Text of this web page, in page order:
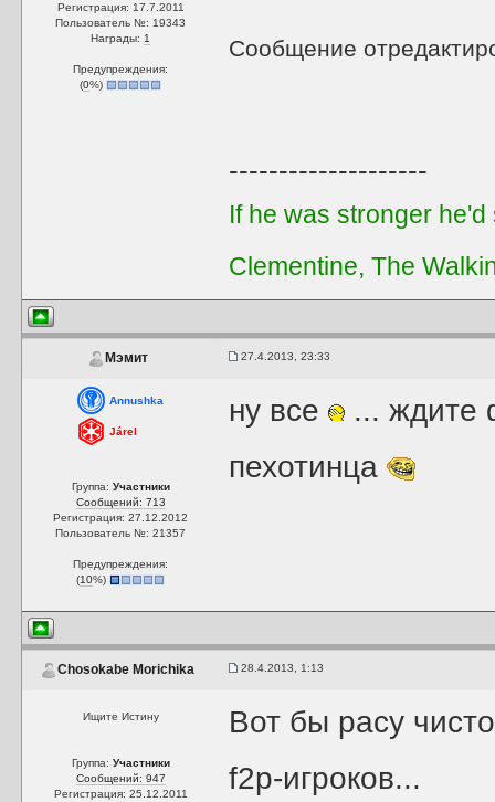
Регистрация: 17.7.2011
Пользователь №: 19343
Награды: 1
Предупреждения:
(0%)
Сообщение
--------------------
If he was stronger
Clementine, The
Мэмит 27.4.2013, 23:33
Annushka
Járel
Группа: Участники
Сообщений: 713
Регистрация: 27.12.2012
Пользователь №: 21357
Предупреждения:
(10%)
ну все
... ждите
пехотинца
Chosokabe Morichika 28.4.2013, 1:13
Ищите Истину
Группа: Участники
Сообщений: 947
Регистрация: 25.12.2011
Вот бы расу
f2p-игроков...